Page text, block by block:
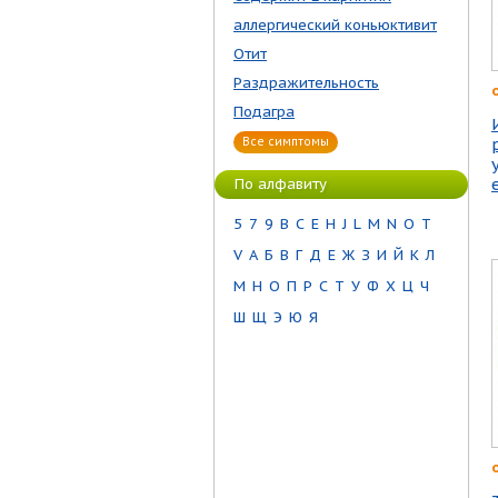
аллергический коньюктивит
Отит
Раздражительность
Подагра
Все симптомы
По алфавиту
5 7 9 B C E H J L M N O T
V А Б В Г Д Е Ж З И Й К Л
М Н О П Р С Т У Ф Х Ц Ч
Ш Щ Э Ю Я